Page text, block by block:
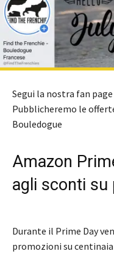
Segui la nostra fan
Pubblicheremo le
Bouledogue
Amazon
agli sconti su
Durante il Prime Day
promozioni su